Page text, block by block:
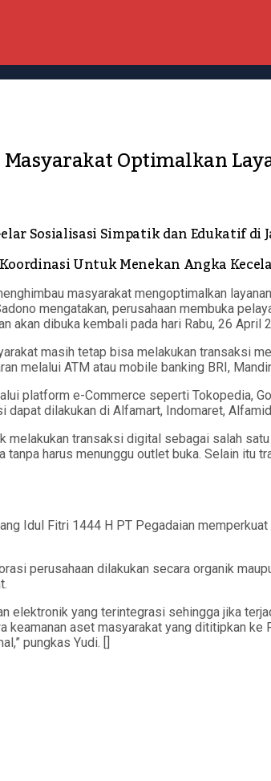
Optimalkan
Sosialisasi Simpatik dan Edukatif
Koordinasi Untuk Menekan Angka
masyarakat mengoptimalkan
mengatakan, perusahaan membuka
akan dibuka kembali pada hari Rabu, 26 April
masih tetap bisa melakukan transaksi
melalui ATM atau mobile banking BRI,
platform e-Commerce seperti Tokopedia,
dilakukan di Alfamart, Indomaret,
melakukan transaksi digital sebagai salah
tanpa harus menunggu outlet buka. Selain
Idul Fitri 1444 H PT Pegadaian
perusahaan dilakukan secara organik
elektronik yang terintegrasi sehingga jika
keamanan aset masyarakat yang dititipkan
pungkas Yudi. []